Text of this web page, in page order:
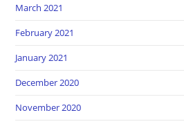
March 2021
February 2021
January 2021
December 2020
November 2020